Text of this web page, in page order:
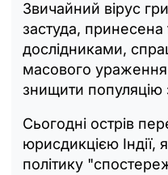
Звичайний вірус
застуда,
дослідниками,
масового ураження
знищити популяцію
Сьогодні острів
юрисдикцією Індії,
політику